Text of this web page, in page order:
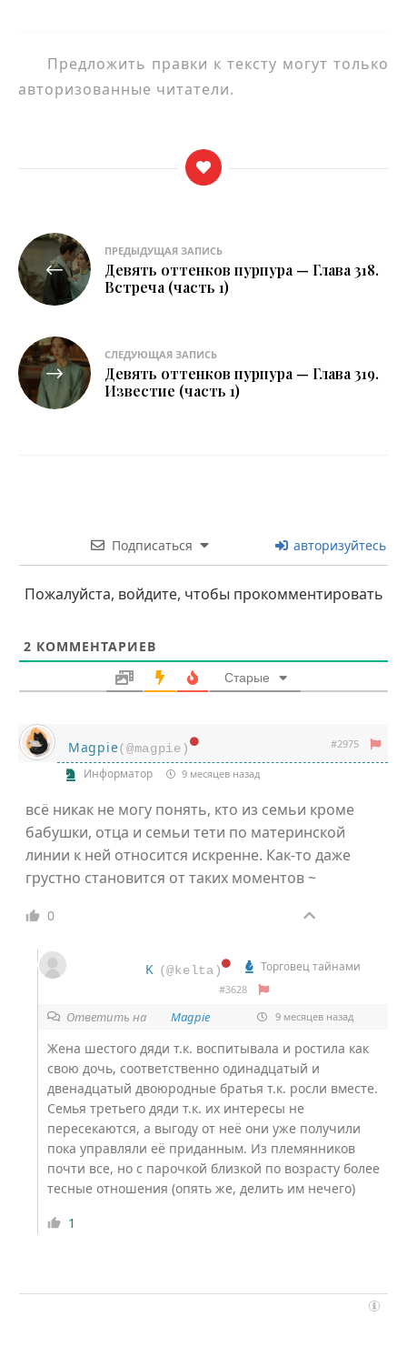
Предложить правки к тексту могут только
авторизованные читатели.
Навигация
по
записям
ПРЕДЫДУЩАЯ ЗАПИСЬ
Девять оттенков пурпура — Глава 318.
Встреча (часть 1)
СЛЕДУЮЩАЯ ЗАПИСЬ
Девять оттенков пурпура — Глава 319.
Известие (часть 1)
Подписаться авторизуйтесь
Пожалуйста, войдите, чтобы прокомментировать
2 КОММЕНТАРИЕВ
Старые
Magpie(@magpie) #2975
Информатор 9 месяцев назад
всё никак не могу понять, кто из семьи кроме
бабушки, отца и семьи тети по материнской
линии к ней относится искренне. Как-то даже
грустно становится от таких моментов ~
0
K (@kelta) Торговец тайнами
#3628
Ответить на Magpie 9 месяцев назад
Жена шестого дяди т.к. воспитывала и ростила как
свою дочь, соответственно одинадцатый и
двенадцатый двоюродные братья т.к. росли вместе.
Семья третьего дяди т.к. их интересы не
пересекаются, а выгоду от неё они уже получили
пока управляли её приданным. Из племянников
почти все, но с парочкой близкой по возрасту более
тесные отношения (опять же, делить им нечего)
1